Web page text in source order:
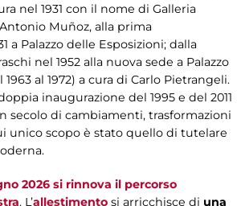
nel 1931 con il nome di Galleria
Muñoz, alla prima
a Palazzo delle Esposizioni; dalla
nel 1952 alla nuova sede a Palazzo
al 1972) a cura di Carlo Pietrangeli.
inaugurazione del 1995 e del 2011
secolo di cambiamenti, trasformazioni
unico scopo è stato quello di tutelare
2026 si rinnova il percorso
. L’allestimento si arricchisce di una